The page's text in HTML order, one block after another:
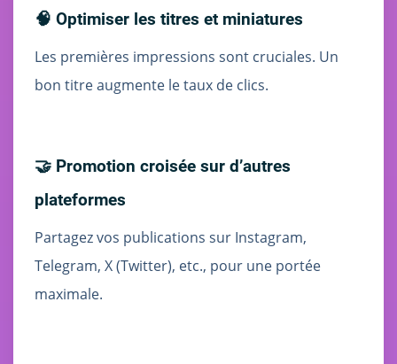
🧠 Optimiser les titres et miniatures
Les premières impressions sont cruciales. Un
bon titre augmente le taux de clics.
🤝 Promotion croisée sur d’autres
plateformes
Partagez vos publications sur Instagram,
Telegram, X (Twitter), etc., pour une portée
maximale.